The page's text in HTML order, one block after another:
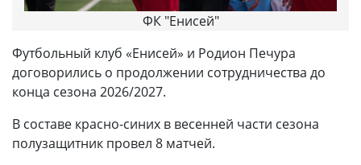
ФК "Енисей"
Футбольный клуб «Енисей» и Родион Печура
договорились о продолжении сотрудничества до
конца сезона 2026/2027.
В составе красно-синих в весенней части сезона
полузащитник провел 8 матчей.